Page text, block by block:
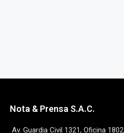
Nota & Prensa S.A.C.
Av. Guardia Civil 1321, Oficina